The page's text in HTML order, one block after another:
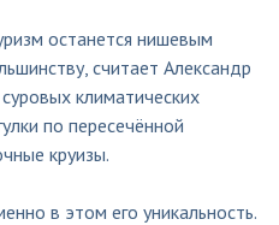
останется нишевым
считает Александр
климатических
по пересечённой
круизы.
в этом его уникальность.